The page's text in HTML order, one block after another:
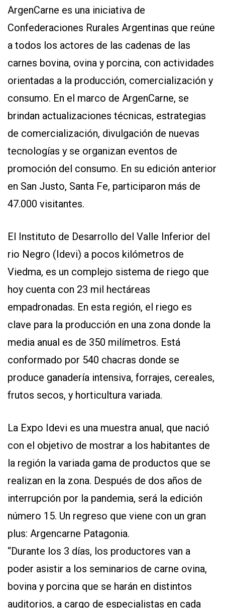
ArgenCarne es una iniciativa de
Confederaciones Rurales Argentinas que reúne
a todos los actores de las cadenas de las
carnes bovina, ovina y porcina, con actividades
orientadas a la producción, comercialización y
consumo. En el marco de ArgenCarne, se
brindan actualizaciones técnicas, estrategias
de comercialización, divulgación de nuevas
tecnologías y se organizan eventos de
promoción del consumo. En su edición anterior
en San Justo, Santa Fe, participaron más de
47.000 visitantes.
El Instituto de Desarrollo del Valle Inferior del
rio Negro (Idevi) a pocos kilómetros de
Viedma, es un complejo sistema de riego que
hoy cuenta con 23 mil hectáreas
empadronadas. En esta región, el riego es
clave para la producción en una zona donde la
media anual es de 350 milímetros. Está
conformado por 540 chacras donde se
produce ganadería intensiva, forrajes, cereales,
frutos secos, y horticultura variada.
La Expo Idevi es una muestra anual, que nació
con el objetivo de mostrar a los habitantes de
la región la variada gama de productos que se
realizan en la zona. Después de dos años de
interrupción por la pandemia, será la edición
número 15. Un regreso que viene con un gran
plus: Argencarne Patagonia.
“Durante los 3 días, los productores van a
poder asistir a los seminarios de carne ovina,
bovina y porcina que se harán en distintos
auditorios, a cargo de especialistas en cada